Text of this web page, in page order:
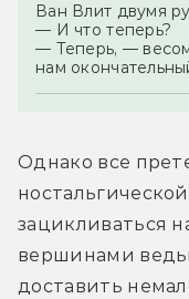
Ван Влит двумя
— И что теперь?
— Теперь, —
нам
Однако все
зацикливаться
вершинами
доставить